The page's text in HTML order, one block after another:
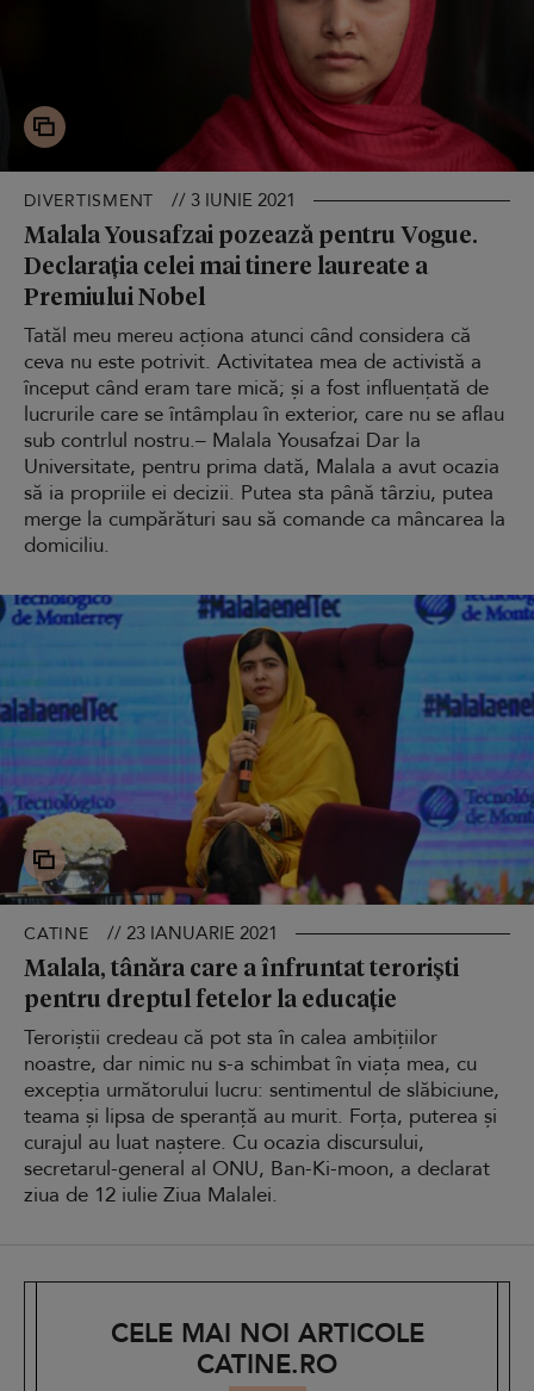
DIVERTISMENT // 3 IUNIE 2021
Malala Yousafzai pozează pentru Vogue.
Declarația celei mai tinere laureate a
Premiului Nobel
Tatăl meu mereu acționa atunci când considera că
ceva nu este potrivit. Activitatea mea de activistă a
început când eram tare mică; și a fost influențată de
lucrurile care se întâmplau în exterior, care nu se aflau
sub contrlul nostru.– Malala Yousafzai Dar la
Universitate, pentru prima dată, Malala a avut ocazia
să ia propriile ei decizii. Putea sta până târziu, putea
merge la cumpărături sau să comande ca mâncarea la
domiciliu.
CATINE // 23 IANUARIE 2021
Malala, tânăra care a înfruntat teroriști
pentru dreptul fetelor la educație
Teroriștii credeau că pot sta în calea ambițiilor
noastre, dar nimic nu s-a schimbat în viața mea, cu
excepția următorului lucru: sentimentul de slăbiciune,
teama și lipsa de speranță au murit. Forța, puterea și
curajul au luat naștere. Cu ocazia discursului,
secretarul-general al ONU, Ban-Ki-moon, a declarat
ziua de 12 iulie Ziua Malalei.
CELE MAI NOI ARTICOLE
CATINE.RO